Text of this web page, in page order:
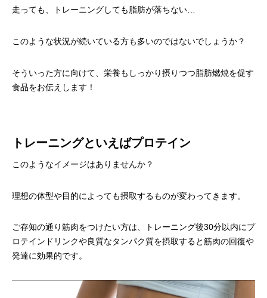
走っても、トレーニングしても脂肪が落ちない…
このような状況が続いている方も多いのではないでしょうか？
そういった方に向けて、栄養もしっかり摂りつつ脂肪燃焼を促す
食品をお伝えします！
トレーニングといえばプロテイン
このようなイメージはありませんか？
理想の体型や目的によっても摂取するものが変わってきます。
ご存知の通り筋肉をつけたい方は、トレーニング後30分以内にプ
ロテインドリンクや良質なタンパク質を摂取すると筋肉の回復や
発達に効果的です。